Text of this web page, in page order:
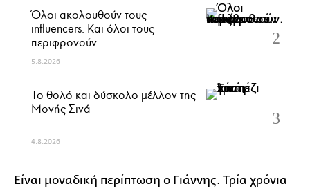
Όλοι ακολουθούν τους
influencers. Και όλοι τους
περιφρονούν.
5.8.2026
Το θολό και δύσκολο μέλλον της
Μονής Σινά
4.8.2026
Είναι μοναδική περίπτωση ο Γιάννης. Τρία χρόνια